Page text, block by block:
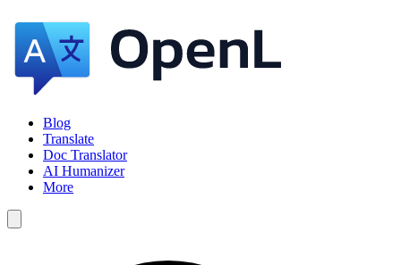
Blog
Translate
Doc Translator
AI Humanizer
More